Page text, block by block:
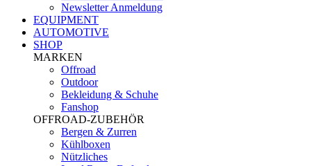
Newsletter Anmeldung
EQUIPMENT
AUTOMOTIVE
SHOP
MARKEN
Offroad
Outdoor
Bekleidung & Schuhe
Fanshop
OFFROAD-ZUBEHÖR
Bergen & Zurren
Kühlboxen
Nützliches